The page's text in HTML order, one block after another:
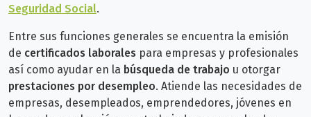
Seguridad Social.
Entre sus funciones generales se encuentra la emisión
de certificados laborales para empresas y profesionales
así como ayudar en la búsqueda de trabajo u otorgar
prestaciones por desempleo. Atiende las necesidades de
empresas, desempleados, emprendedores, jóvenes en